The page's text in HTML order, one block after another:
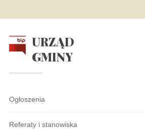
URZĄD
GMINY
Ogłoszenia
Referaty i stanowiska